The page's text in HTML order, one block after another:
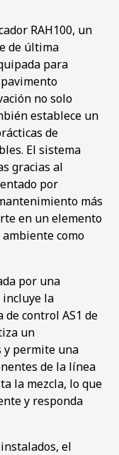
RAH100, un
de última
para
no solo
establece un
de
El sistema
gracias al
por
más
en un elemento
como
por una
incluye la
control AS1 de
un
permite una
de la línea
la mezcla, lo que
y responda
el